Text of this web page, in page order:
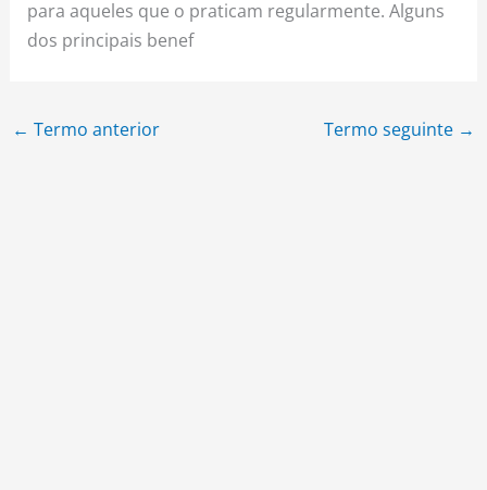
para aqueles que o praticam regularmente. Alguns
dos principais benef
← Termo anterior Termo seguinte →